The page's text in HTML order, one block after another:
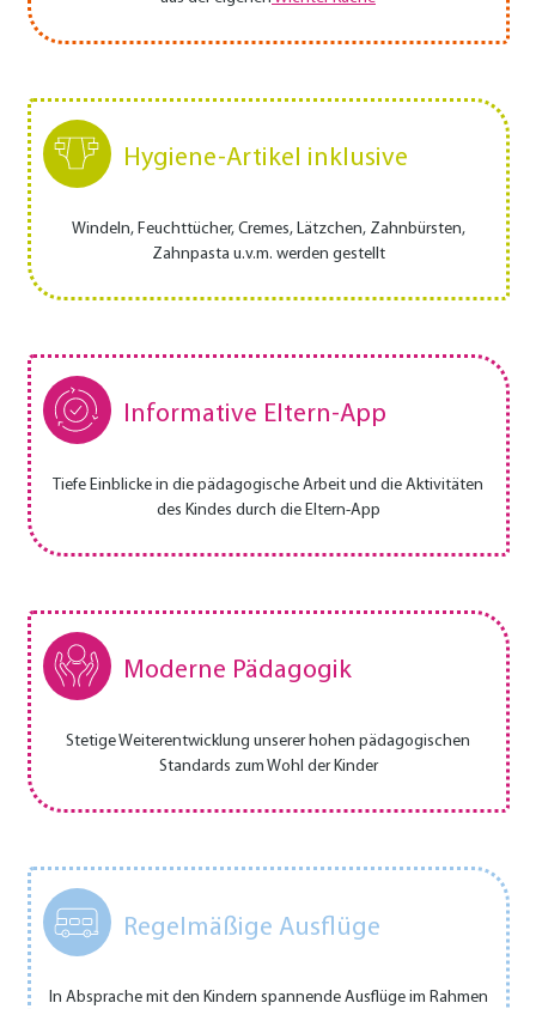
Hygiene-Artikel inklusive
Windeln, Feuchttücher, Cremes, Lätzchen, Zahnbürsten,
Zahnpasta u.v.m. werden gestellt
Informative Eltern-App
Tiefe Einblicke in die pädagogische Arbeit und die Aktivitäten
des Kindes durch die Eltern-App
Moderne Pädagogik
Stetige Weiterentwicklung unserer hohen pädagogischen
Standards zum Wohl der Kinder
Regelmäßige Ausflüge
In Absprache mit den Kindern spannende Ausflüge im Rahmen